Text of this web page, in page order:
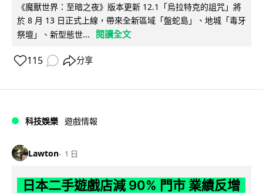
《魔獸世界：至暗之夜》版本更新 12.1「烏拉特克的詛咒」將
於 8 月 13 日正式上線，帶來全新區域「盤蛇島」、地城「毒牙
祭壇」、新型態世...
閱讀全文
115 分享
科技娛樂 遊戲情報
Lawton 1 日
日本二手遊戲店減 90% 門市 業績反增